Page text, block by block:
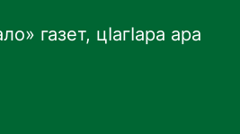
газет, цӀагӀара ара